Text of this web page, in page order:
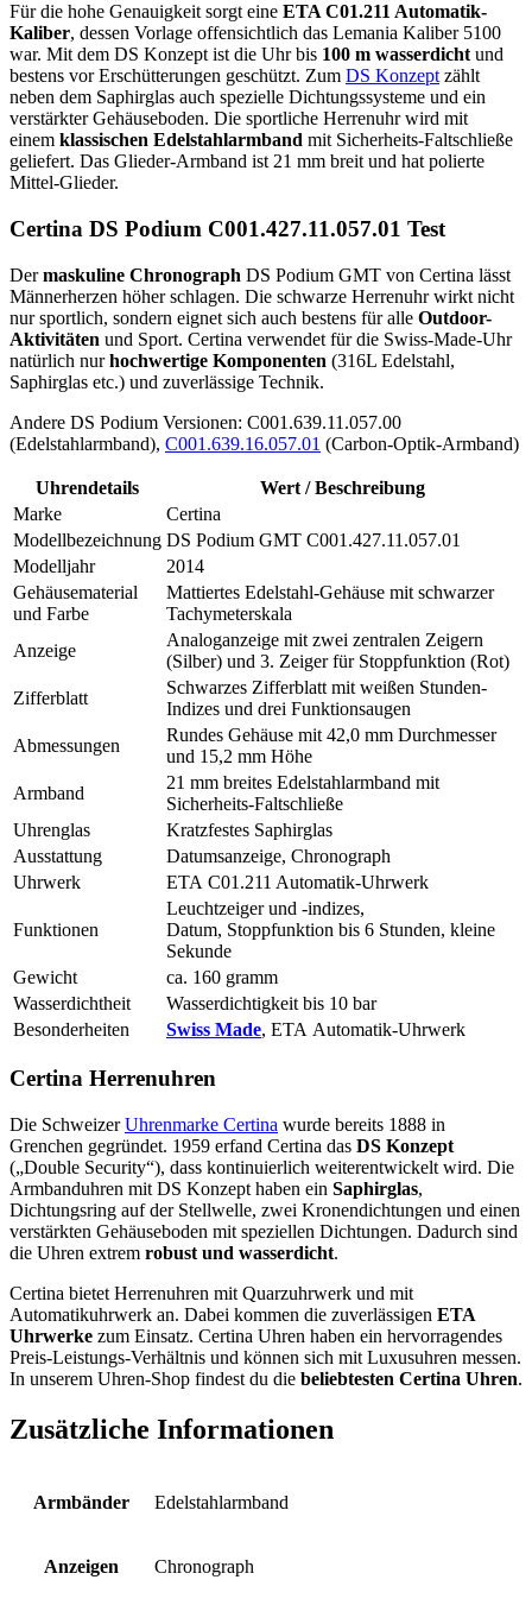
Für die hohe Genauigkeit sorgt eine ETA C01.211 Automatik-
Kaliber, dessen Vorlage offensichtlich das Lemania Kaliber 5100
war. Mit dem DS Konzept ist die Uhr bis 100 m wasserdicht und
bestens vor Erschütterungen geschützt. Zum DS Konzept zählt
neben dem Saphirglas auch spezielle Dichtungssysteme und ein
verstärkter Gehäuseboden. Die sportliche Herrenuhr wird mit
einem klassischen Edelstahlarmband mit Sicherheits-Faltschließe
geliefert. Das Glieder-Armband ist 21 mm breit und hat polierte
Mittel-Glieder.
Certina DS Podium C001.427.11.057.01 Test
Dermaskuline Chronograph DS Podium GMT von Certina lässt
Männerherzen höher schlagen. Die schwarze Herrenuhr wirkt nicht
nur sportlich, sondern eignet sich auch bestens für alle Outdoor-
Aktivitäten und Sport. Certina verwendet für die Swiss-Made-Uhr
natürlich nurhochwertige Komponenten (316L Edelstahl,
Saphirglas etc.) und zuverlässige Technik.
Andere DS Podium Versionen: C001.639.11.057.00
(Edelstahlarmband), C001.639.16.057.01 (Carbon-Optik-Armband)
Uhrendetails
Wert / Beschreibung
Marke
Certina
Modellbezeichnung DS Podium GMT C001.427.11.057.01
Modelljahr
2014
Gehäusematerial
und Farbe
Mattiertes Edelstahl-Gehäuse mit schwarzer
Tachymeterskala
Anzeige
Analoganzeige mit zwei zentralen Zeigern
(Silber) und 3. Zeiger für Stoppfunktion (Rot)
Zifferblatt
Schwarzes Zifferblatt mit weißen Stunden-
Indizes und drei Funktionsaugen
Abmessungen
Rundes Gehäuse mit 42,0 mm Durchmesser
und 15,2 mm Höhe
Armband
21 mm breites Edelstahlarmband mit
Sicherheits-Faltschließe
Uhrenglas
Kratzfestes Saphirglas
Ausstattung
Datumsanzeige, Chronograph
Uhrwerk
ETA C01.211 Automatik-Uhrwerk
Funktionen
Leuchtzeiger und -indizes,
Datum, Stoppfunktion bis 6 Stunden, kleine
Sekunde
Gewicht
ca. 160 gramm
Wasserdichtheit
Wasserdichtigkeit bis 10 bar
Besonderheiten
Swiss Made, ETA Automatik-Uhrwerk
Certina Herrenuhren
Die SchweizerUhrenmarke Certina wurde bereits 1888 in
Grenchen gegründet. 1959 erfand Certina das DS Konzept
(„Double Security“), dass kontinuierlich weiterentwickelt wird. Die
Armbanduhren mit DS Konzept haben ein Saphirglas,
Dichtungsring auf der Stellwelle, zwei Kronendichtungen und einen
verstärkten Gehäuseboden mit speziellen Dichtungen. Dadurch sind
die Uhren extrem robust und wasserdicht.
Certina bietet Herrenuhren mit Quarzuhrwerk und mit
Automatikuhrwerk an. Dabei kommen die zuverlässigen ETA
Uhrwerke zum Einsatz. Certina Uhren haben ein hervorragendes
Preis-Leistungs-Verhältnis und können sich mit Luxusuhren messen.
In unserem Uhren-Shop findest du die beliebtesten Certina Uhren.
Zusätzliche Informationen
Armbänder Edelstahlarmband
Anzeigen Chronograph